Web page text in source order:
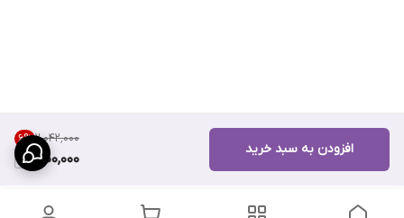
۲٬۰۴۲٬۰۰۰ 6%
1,900,000
افزودن به سبد خرید